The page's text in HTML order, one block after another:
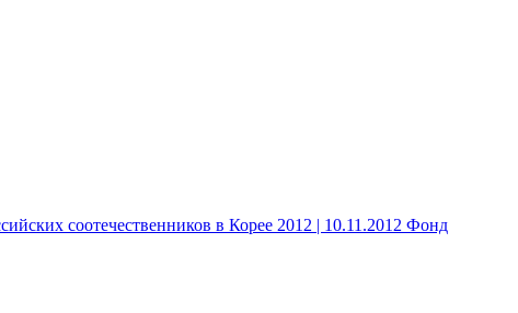
соотечественников в Корее 2012 | 10.11.2012 Фонд